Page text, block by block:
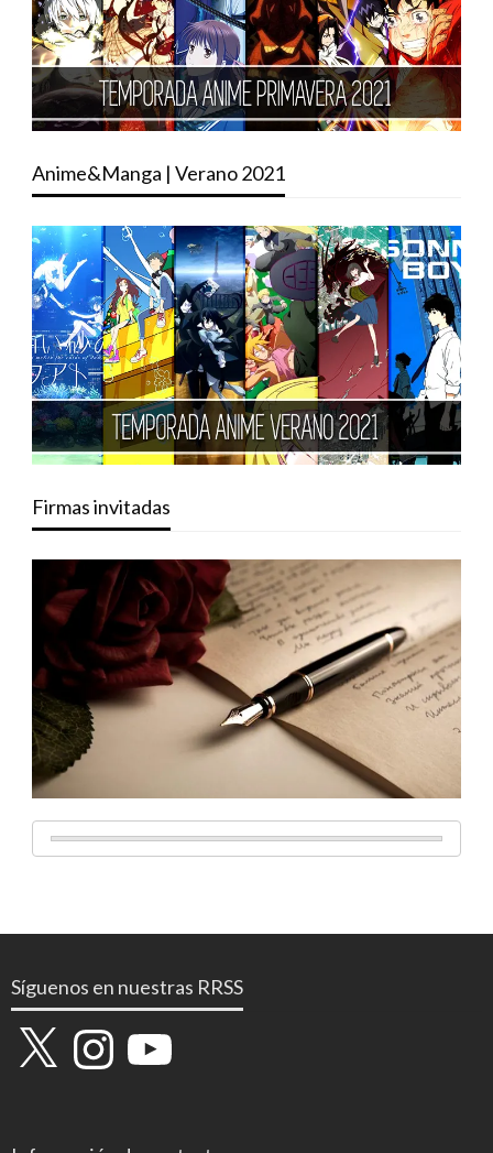
Anime&Manga | Verano 2021
Firmas invitadas
Síguenos en nuestras RRSS
X InstagramYouTube